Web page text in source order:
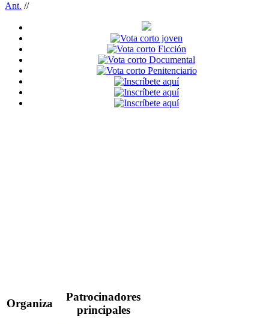
Ant. //
Organiza
Patrocinadores
principales